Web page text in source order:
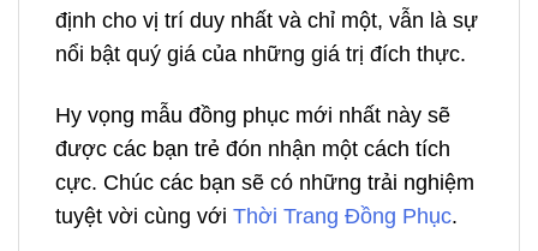
định cho vị trí duy nhất và chỉ một, vẫn là sự
nổi bật quý giá của những giá trị đích thực.
Hy vọng mẫu đồng phục mới nhất này sẽ
được các bạn trẻ đón nhận một cách tích
cực. Chúc các bạn sẽ có những trải nghiệm
tuyệt vời cùng với Thời Trang Đồng Phục.